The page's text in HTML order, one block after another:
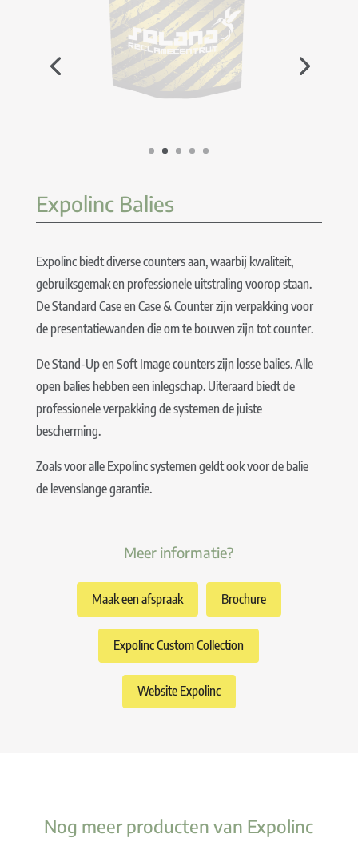
Expolinc Balies
Expolinc biedt diverse counters aan, waarbij kwaliteit,
gebruiksgemak en professionele uitstraling voorop staan.
De Standard Case en Case & Counter zijn verpakking voor
de presentatiewanden die om te bouwen zijn tot counter.
De Stand-Up en Soft Image counters zijn losse balies. Alle
open balies hebben een inlegschap. Uiteraard biedt de
professionele verpakking de systemen de juiste
bescherming.
Zoals voor alle Expolinc systemen geldt ook voor de balie
de levenslange garantie.
Meer informatie?
Maak een afspraak Brochure
Expolinc Custom Collection
Website Expolinc
Nog meer producten van Expolinc